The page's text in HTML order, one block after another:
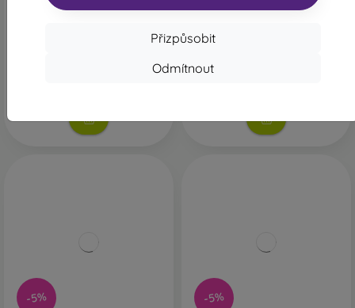
Přizpůsobit
Odmítnout
Pokémon TCG: Mega
Pokémon UP: Pikachu
-5% -5%